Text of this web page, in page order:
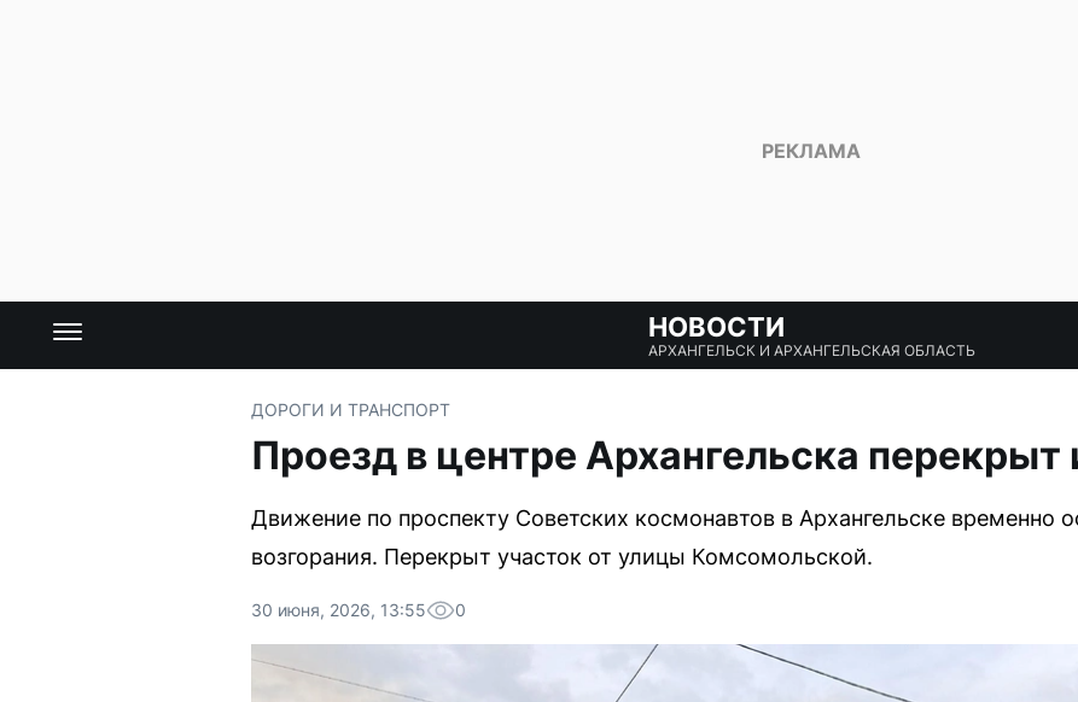
НОВОСТИ
АРХАНГЕЛЬСК И АРХАНГЕЛЬСКАЯ ОБЛАСТЬ
ДОРОГИ И ТРАНСПОРТ
Проезд в центре Архангельска
Движение по проспекту Советских космонавтов в Архангельске временно
возгорания. Перекрыт участок от улицы Комсомольской.
30 июня, 2026, 13:55 0